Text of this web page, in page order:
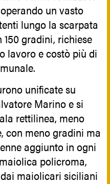
un vasto
lungo la scarpata
gradini, richiese
lavoro e costò più di
unificate su
Marino e si
rettilinea, meno
con meno gradini ma
aggiunto in ogni
policroma,
maiolicari siciliani